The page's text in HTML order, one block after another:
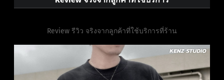
Review รีวิว จริงจากลูกค้าที่ใช้บริการที่ร้าน